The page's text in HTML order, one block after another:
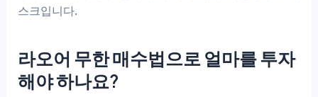
스크입니다.
라오어 무한 매수법으로 얼마를 투자
해야 하나요?